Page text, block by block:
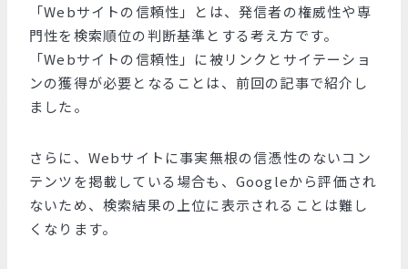
「Webサイトの信頼性」とは、発信者の権威性や専
門性を検索順位の判断基準とする考え方です。
「Webサイトの信頼性」に被リンクとサイテーショ
ンの獲得が必要となることは、前回の記事で紹介し
ました。
さらに、Webサイトに事実無根の信憑性のないコン
テンツを掲載している場合も、Googleから評価され
ないため、検索結果の上位に表示されることは難し
くなります。